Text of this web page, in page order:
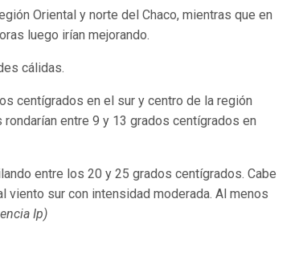
Oriental y norte del Chaco, mientras que en
luego irían mejorando.
cálidas.
centígrados en el sur y centro de la región
entre 9 y 13 grados centígrados en
entre los 20 y 25 grados centígrados. Cabe
sur con intensidad moderada. Al menos
Ip)